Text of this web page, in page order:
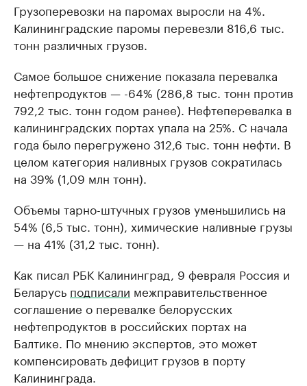
Грузоперевозки на паромах выросли на 4%.
Калининградские паромы перевезли 816,6 тыс.
тонн различных грузов.
Самое большое снижение показала перевалка
нефтепродуктов — -64% (286,8 тыс. тонн против
792,2 тыс. тонн годом ранее). Нефтеперевалка в
калининградских портах упала на 25%. С начала
года было перегружено 312,6 тыс. тонн нефти. В
целом категория наливных грузов сократилась
на 39% (1,09 млн тонн).
Объемы тарно-штучных грузов уменьшились на
54% (6,5 тыс. тонн), химические наливные грузы
— на 41% (31,2 тыс. тонн).
Как писал РБК Калининград, 9 февраля Россия и
Беларусь подписали межправительственное
соглашение о перевалке белорусских
нефтепродуктов в российских портах на
Балтике. По мнению экспертов, это может
компенсировать дефицит грузов в порту
Калининграда.